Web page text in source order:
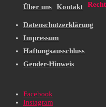
Über uns Kontakt
Datenschutzerklärung
Impressum
Haftungsausschluss
Gender-Hinweis
Facebook
Instagram